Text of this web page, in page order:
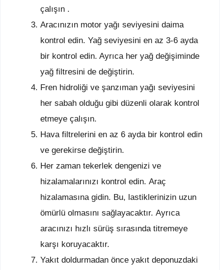
çalışın .
Aracınızın motor yağı seviyesini daima
kontrol edin. Yağ seviyesini en az 3-6 ayda
bir kontrol edin. Ayrıca her yağ değişiminde
yağ filtresini de değiştirin.
Fren hidroliği ve şanzıman yağı seviyesini
her sabah olduğu gibi düzenli olarak kontrol
etmeye çalışın.
Hava filtrelerini en az 6 ayda bir kontrol edin
ve gerekirse değiştirin.
Her zaman tekerlek dengenizi ve
hizalamalarınızı kontrol edin. Araç
hizalamasına gidin. Bu, lastiklerinizin uzun
ömürlü olmasını sağlayacaktır. Ayrıca
aracınızı hızlı sürüş sırasında titremeye
karşı koruyacaktır.
Yakıt doldurmadan önce yakıt deponuzdaki